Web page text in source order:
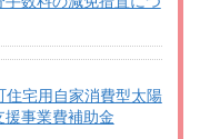
住宅用自家消費型太陽
事業費補助金